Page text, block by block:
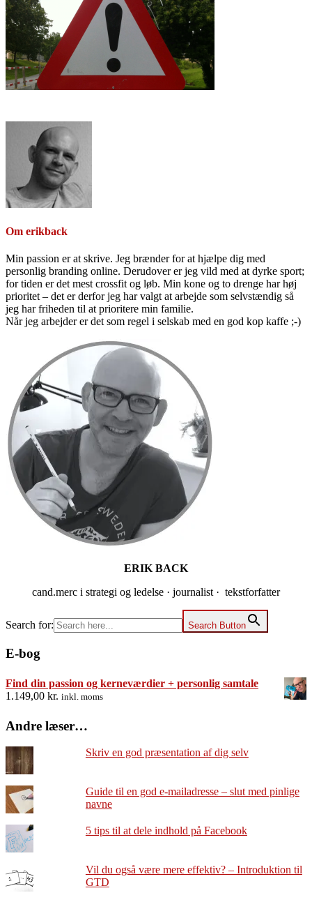
Om erikback
Min passion er at skrive. Jeg brænder for at hjælpe dig med
personlig branding online. Derudover er jeg vild med at dyrke sport;
for tiden er det mest crossfit og løb. Min kone og to drenge har høj
prioritet – det er derfor jeg har valgt at arbejde som selvstændig så
jeg har friheden til at prioritere min familie.
Når jeg arbejder er det som regel i selskab med en god kop kaffe ;-)
Sidebar
ERIK BACK
cand.merc i strategi og ledelse · journalist · tekstforfatter
Search for: Search Button
E-bog
Find din passion og kerneværdier + personlig samtale
1.149,00 kr. inkl. moms
Andre læser…
Skriv en god præsentation af dig selv
Guide til en god e-mailadresse – slut med pinlige
navne
5 tips til at dele indhold på Facebook
Vil du også være mere effektiv? – Introduktion til
GTD